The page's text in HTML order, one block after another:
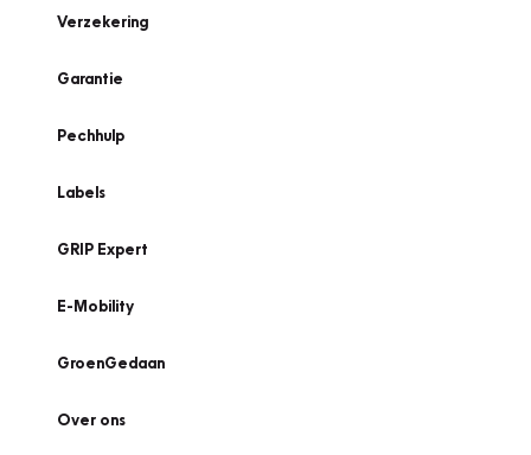
Verzekering
Garantie
Pechhulp
Labels
GRIP Expert
E-Mobility
GroenGedaan
Over ons